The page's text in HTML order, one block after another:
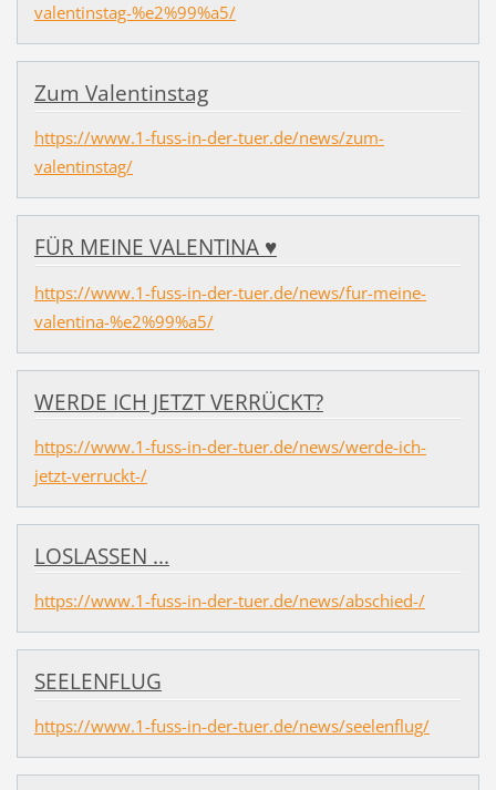
valentinstag-%e2%99%a5/
Zum Valentinstag
https://www.1-fuss-in-der-tuer.de/news/zum-
valentinstag/
FÜR MEINE VALENTINA ♥
https://www.1-fuss-in-der-tuer.de/news/fur-meine-
valentina-%e2%99%a5/
WERDE ICH JETZT VERRÜCKT?
https://www.1-fuss-in-der-tuer.de/news/werde-ich-
jetzt-verruckt-/
LOSLASSEN ...
https://www.1-fuss-in-der-tuer.de/news/abschied-/
SEELENFLUG
https://www.1-fuss-in-der-tuer.de/news/seelenflug/